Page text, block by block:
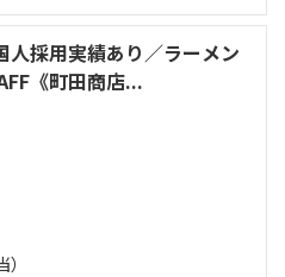
人採用実績あり／ラーメン
《町田商店...